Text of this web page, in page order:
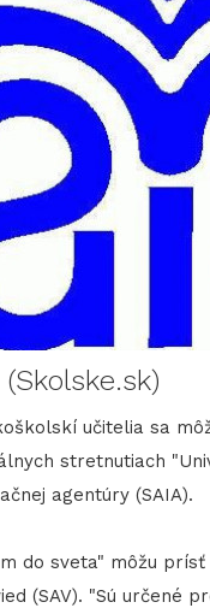
učitelia sa
stretnutiach
agentúry (SAIA).
sveta" môžu prísť
(SAV). "Sú určené